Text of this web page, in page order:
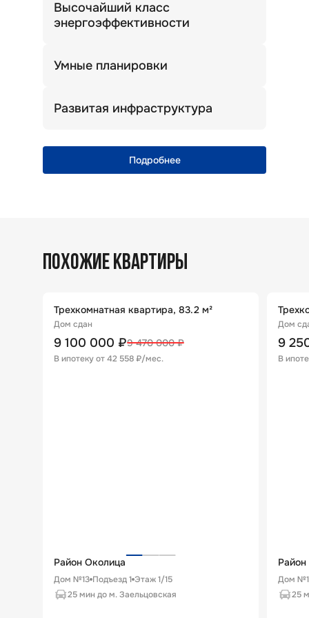
Высочайший класс
энергоэффективности
Умные планировки
Развитая инфраструктура
Подробнее
ПОХОЖИЕ КВАРТИРЫ
Трехкомнатная квартира, 83.2 м²
Дом сдан
9 100 000 ₽9 470 000₽
В ипотеку от42 558 ₽/мес.
Район Околица
Дом №13 Подъезд1 Этаж1/15
25 мин до м. Заельцовская
Дом
9
В
Дом
25